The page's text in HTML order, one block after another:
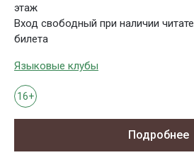
этаж
Вход свободный при наличии
билета
Языковые клубы
16+
Подробнее